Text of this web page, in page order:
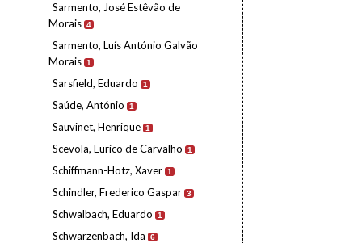
Sarmento, José Estêvão de
Morais 4
Sarmento, Luís António Galvão
Morais 1
Sarsfield, Eduardo 1
Saúde, António 1
Sauvinet, Henrique 1
Scevola, Eurico de Carvalho 1
Schiffmann-Hotz, Xaver 1
Schindler, Frederico Gaspar 3
Schwalbach, Eduardo 1
Schwarzenbach, Ida 6